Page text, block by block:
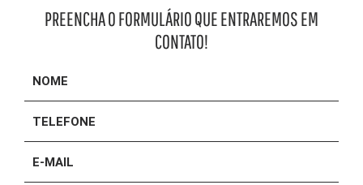
PREENCHA O FORMULÁRIO QUE ENTRAREMOS EM
CONTATO!